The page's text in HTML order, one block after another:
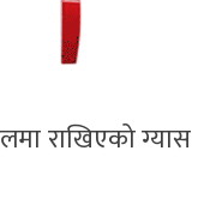
राखिएको ग्यास